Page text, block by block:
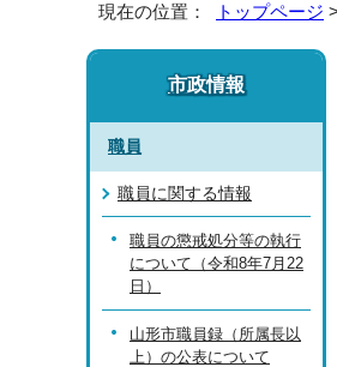
現在の位置： トップページ >
市政情報
職員
職員に関する情報
職員の懲戒処分等の執行
について（令和8年7月22
日）
山形市職員録（所属長以
上）の公表について